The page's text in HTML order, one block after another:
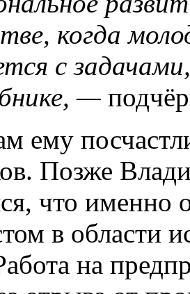
когда
с
—
ему
Позже
что именно
в области
на